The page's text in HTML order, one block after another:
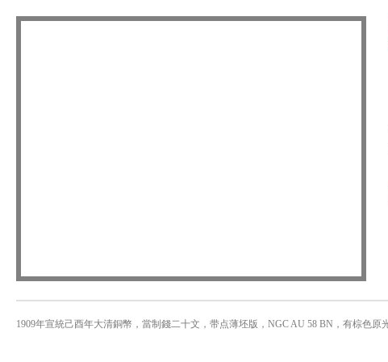
1909年宣統己酉年大清銅幣，當制錢二十文，带点薄坯版，NGC AU 58 BN，有棕色原